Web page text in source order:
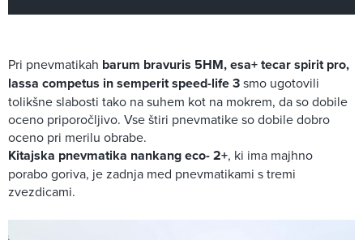
Pri pnevmatikah barum bravuris 5HM, esa+ tecar spirit pro,
lassa competus in semperit speed-life 3smo ugotovili
tolikšne slabosti tako na suhem kot na mokrem, da so dobile
oceno priporočljivo. Vse štiri pnevmatike so dobile dobro
oceno pri merilu obrabe.
Kitajska pnevmatika nankang eco- 2+, ki ima majhno
porabo goriva, je zadnja med pnevmatikami s tremi
zvezdicami.